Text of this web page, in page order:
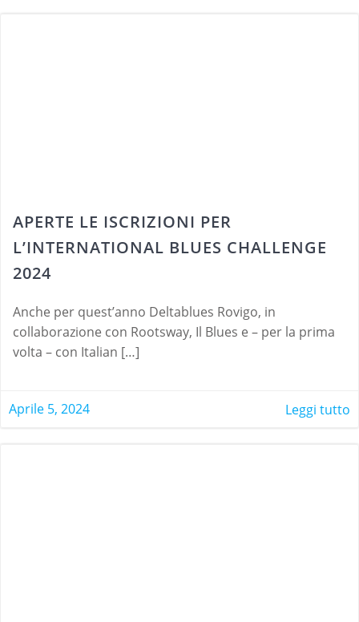
APERTE LE ISCRIZIONI PER
L’INTERNATIONAL BLUES CHALLENGE
2024
Anche per quest’anno Deltablues Rovigo, in
collaborazione con Rootsway, Il Blues e – per la prima
volta – con Italian […]
Aprile 5, 2024 Leggi tutto